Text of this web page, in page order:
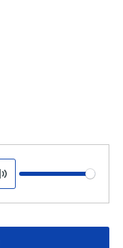
Mute
Volume